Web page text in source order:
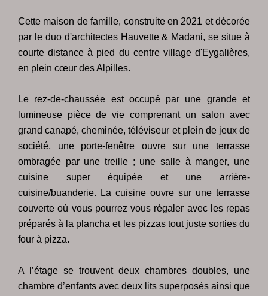
Cette maison de famille, construite en 2021 et décorée
par le duo d'architectes Hauvette & Madani, se situe à
courte distance à pied du centre village d'Eygalières,
en plein cœur des Alpilles.
Le rez-de-chaussée est occupé par une grande et
lumineuse pièce de vie comprenant un salon avec
grand canapé, cheminée, téléviseur et plein de jeux de
société, une porte-fenêtre ouvre sur une terrasse
ombragée par une treille ; une salle à manger, une
cuisine super équipée et une arrière-
cuisine/buanderie. La cuisine ouvre sur une terrasse
couverte où vous pourrez vous régaler avec les repas
préparés à la plancha et les pizzas tout juste sorties du
four à pizza.
A l’étage se trouvent deux chambres doubles, une
chambre d’enfants avec deux lits superposés ainsi que